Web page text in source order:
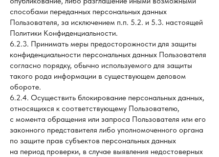
способами переданных персональных данных
Пользователя, за исключением п.п. 5.2. и 5.3. настоящей
Политики Конфиденциальности.
6.2.3. Принимать меры предосторожности для защиты
конфиденциальности персональных данных Пользователя
согласно порядку, обычно используемого для защиты
такого рода информации в существующем деловом
обороте.
6.2.4. Осуществить блокирование персональных данных,
относящихся к соответствующему Пользователю,
с момента обращения или запроса Пользователя или его
законного представителя либо уполномоченного органа
по защите прав субъектов персональных данных
на период проверки, в случае выявления недостоверных